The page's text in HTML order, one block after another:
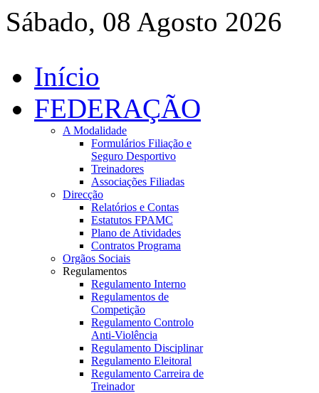
Sábado, 08 Agosto 2026
Início
FEDERAÇÃO
A Modalidade
Formulários Filiação e
Seguro Desportivo
Treinadores
Associações Filiadas
Direcção
Relatórios e Contas
Estatutos FPAMC
Plano de Atividades
Contratos Programa
Orgãos Sociais
Regulamentos
Regulamento Interno
Regulamentos de
Competição
Regulamento Controlo
Anti-Violência
Regulamento Disciplinar
Regulamento Eleitoral
Regulamento Carreira de
Treinador